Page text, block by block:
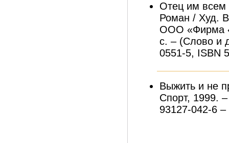
Отец им всем
Роман / Худ.
ООО «Фирма
с. – (Слово и
0551-5, ISBN
Выжить и не
Спорт, 1999.
93127-042-6 –